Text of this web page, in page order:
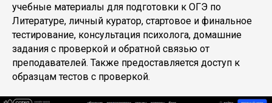
учебные материалы для подготовки к ОГЭ по
Литературе, личный куратор, стартовое и финальное
тестирование, консультация психолога, домашние
задания с проверкой и обратной связью от
преподавателей. Также предоставляется доступ к
образцам тестов с проверкой.